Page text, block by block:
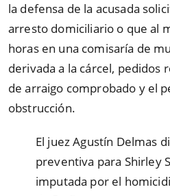
la defensa de la acusada
arresto domiciliario o que al
horas en una comisaría de
derivada a la cárcel, pedidos
de arraigo comprobado y el
obstrucción.
El juez Agustín Delmas
preventiva para Shirley
imputada por el